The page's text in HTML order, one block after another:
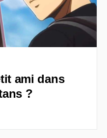
ami dans
?